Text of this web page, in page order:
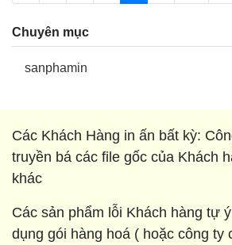
Chuyên mục
sanphamin
Các Khách Hàng in ấn bất kỳ:
truyền bá các file gốc của Khách
khác
Các sản phẩm lỗi Khách hàng tự
dụng gói hàng hoá ( hoặc công ty